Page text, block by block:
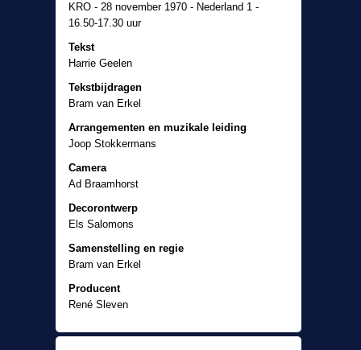
KRO - 28 november 1970 - Nederland 1 -
16.50-17.30 uur
Tekst
Harrie Geelen
Tekstbijdragen
Bram van Erkel
Arrangementen en muzikale leiding
Joop Stokkermans
Camera
Ad Braamhorst
Decorontwerp
Els Salomons
Samenstelling en regie
Bram van Erkel
Producent
René Sleven